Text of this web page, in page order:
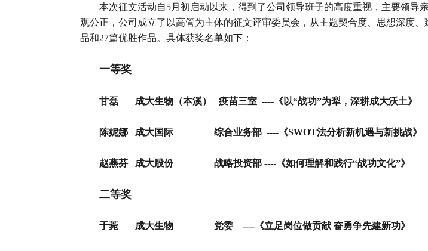
本次征文活动自5月初启动以来，得到了公司领导班子的高度重视，主要领导
观公正，公司成立了以高管为主体的征文评审委员会，从主题契合度、思想深度
品和27篇优胜作品。具体获奖名单如下：
一等奖
甘磊 成大生物（本溪）疫苗三室---- 《以“战功”为犁，深耕成大沃土》
陈妮娜 成大国际 综合业务部 ---- 《SWOT法分析新机遇与新挑战》
赵燕芬 成大股份 战略投资部 ---- 《如何理解和践行“战功文化”》
二等奖
于菀 成大生物 党委 ----《立足岗位做贡献 奋勇争先建新功》